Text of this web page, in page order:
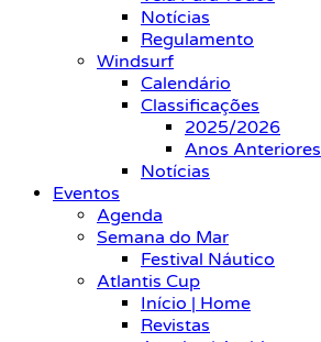
Notícias
Regulamento
Windsurf
Calendário
Classificações
2025/2026
Anos Anteriores
Notícias
Eventos
Agenda
Semana do Mar
Festival Náutico
Atlantis Cup
Início | Home
Revistas